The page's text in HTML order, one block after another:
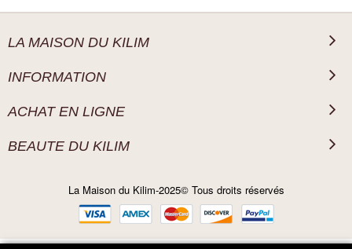
LA MAISON DU KILIM
INFORMATION
ACHAT EN LIGNE
BEAUTE DU KILIM
La Maison du Kilim-2025© Tous droits réservés